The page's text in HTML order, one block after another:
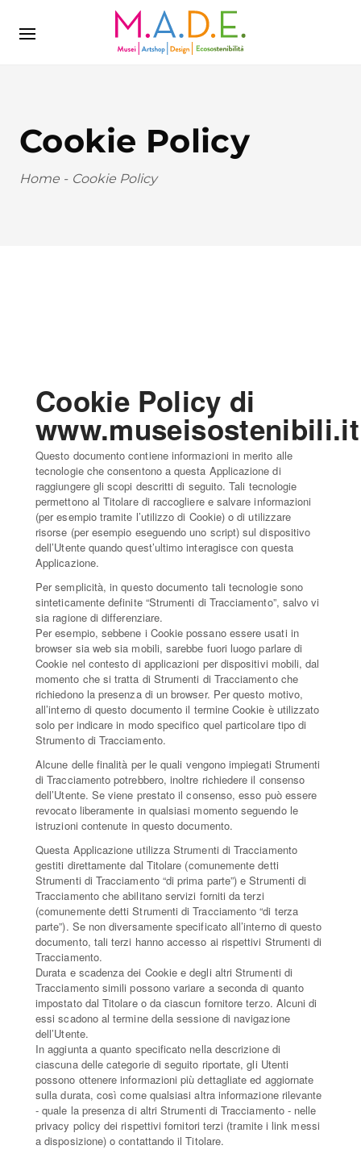
Cookie Policy
Home - Cookie Policy
Cookie Policy di
www.museisostenibili.it
Questo documento contiene informazioni in merito alle
tecnologie che consentono a questa Applicazione di
raggiungere gli scopi descritti di seguito. Tali tecnologie
permettono al Titolare di raccogliere e salvare informazioni
(per esempio tramite l’utilizzo di Cookie) o di utilizzare
risorse (per esempio eseguendo uno script) sul dispositivo
dell’Utente quando quest’ultimo interagisce con questa
Applicazione.
Per semplicità, in questo documento tali tecnologie sono
sinteticamente definite “Strumenti di Tracciamento”, salvo vi
sia ragione di differenziare.
Per esempio, sebbene i Cookie possano essere usati in
browser sia web sia mobili, sarebbe fuori luogo parlare di
Cookie nel contesto di applicazioni per dispositivi mobili, dal
momento che si tratta di Strumenti di Tracciamento che
richiedono la presenza di un browser. Per questo motivo,
all’interno di questo documento il termine Cookie è utilizzato
solo per indicare in modo specifico quel particolare tipo di
Strumento di Tracciamento.
Alcune delle finalità per le quali vengono impiegati Strumenti
di Tracciamento potrebbero, inoltre richiedere il consenso
dell’Utente. Se viene prestato il consenso, esso può essere
revocato liberamente in qualsiasi momento seguendo le
istruzioni contenute in questo documento.
Questa Applicazione utilizza Strumenti di Tracciamento
gestiti direttamente dal Titolare (comunemente detti
Strumenti di Tracciamento “di prima parte”) e Strumenti di
Tracciamento che abilitano servizi forniti da terzi
(comunemente detti Strumenti di Tracciamento “di terza
parte”). Se non diversamente specificato all’interno di questo
documento, tali terzi hanno accesso ai rispettivi Strumenti di
Tracciamento.
Durata e scadenza dei Cookie e degli altri Strumenti di
Tracciamento simili possono variare a seconda di quanto
impostato dal Titolare o da ciascun fornitore terzo. Alcuni di
essi scadono al termine della sessione di navigazione
dell’Utente.
In aggiunta a quanto specificato nella descrizione di
ciascuna delle categorie di seguito riportate, gli Utenti
possono ottenere informazioni più dettagliate ed aggiornate
sulla durata, così come qualsiasi altra informazione rilevante
- quale la presenza di altri Strumenti di Tracciamento - nelle
privacy policy dei rispettivi fornitori terzi (tramite i link messi
a disposizione) o contattando il Titolare.